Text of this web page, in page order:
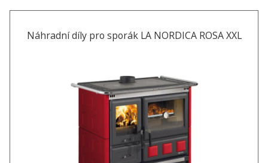
Náhradní díly pro sporák LA NORDICA ROSA XXL